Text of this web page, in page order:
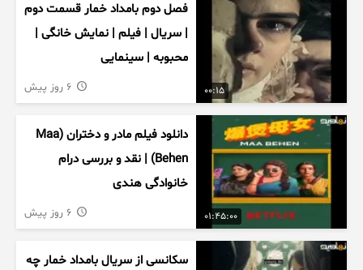
00:15
فصل دوم بامداد خمار قسمت دوم
| سریال | فیلم | نمایش خانگی |
محبوبه | سینمایی
01:45:00
دانلود فیلم مادر و دختران (Maa
Behen) | نقد و بررسی درام
خانوادگی هندی
سکانسی از سریال بامداد خمار چه